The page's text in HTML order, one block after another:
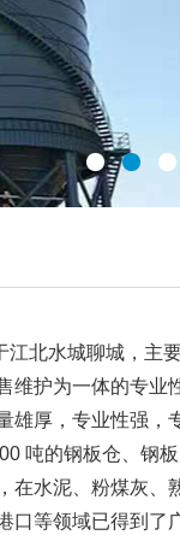
水城聊城，主要
护为一体的专业
厚，专业性强，
吨的钢板仓、钢
在水泥、粉煤灰、
口等领域已得到